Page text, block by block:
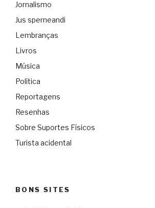
Jornalismo
Jus sperneandi
Lembranças
Livros
Música
Política
Reportagens
Resenhas
Sobre Suportes Físicos
Turista acidental
BONS SITES